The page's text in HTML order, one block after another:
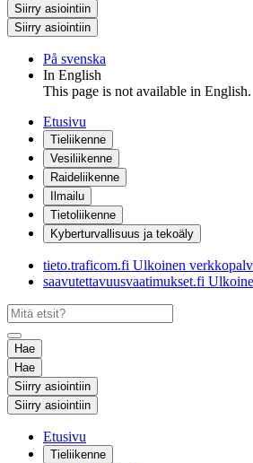
Siirry asiointiin
Siirry asiointiin
På svenska
In English
This page is not available in English.
Etusivu
Tieliikenne
Vesiliikenne
Raideliikenne
Ilmailu
Tietoliikenne
Kyberturvallisuus ja tekoäly
tieto.traficom.fi Ulkoinen
saavutettavuusvaatimukset.fi
Hae
Hae
Siirry asiointiin
Siirry asiointiin
Etusivu
Tieliikenne